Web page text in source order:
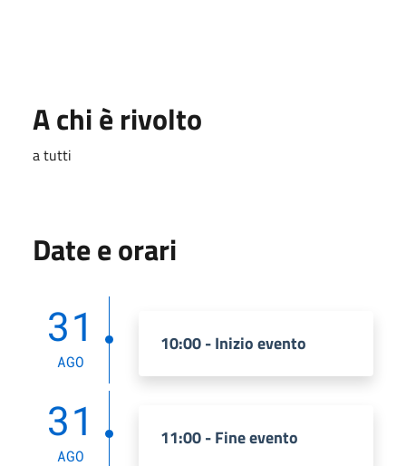
A chi è rivolto
a tutti
Date e orari
31
AGO
10:00 - Inizio evento
31
AGO
11:00 - Fine evento